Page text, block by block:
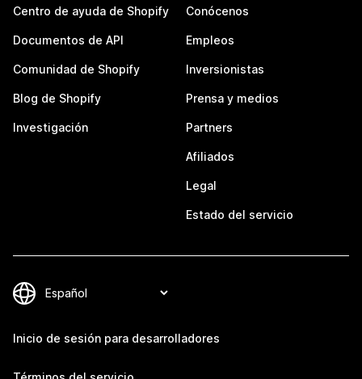
Centro de ayuda de Shopify
Documentos de API
Comunidad de Shopify
Blog de Shopify
Investigación
Conócenos
Empleos
Inversionistas
Prensa y medios
Partners
Afiliados
Legal
Estado del servicio
Inicio de sesión para desarrolladores